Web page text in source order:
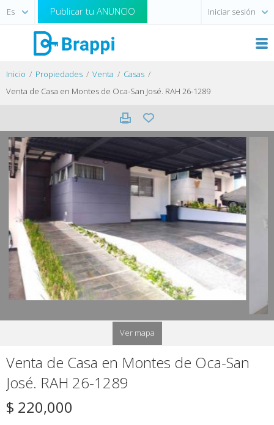
Publicar tu ANUNCIO Iniciar sesión
Inicio Propiedades Venta
Casas
Venta de Casa en Montes de Oca-San José. RAH 26-1289
Ver mapa
Venta de Casa en Montes de Oca-San
José. RAH 26-1289
$ 220,000